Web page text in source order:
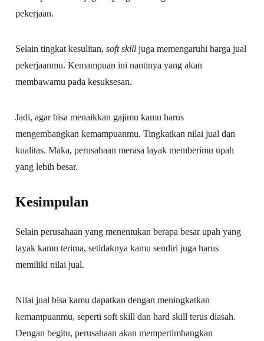
pekerjaan.
Selain tingkat kesulitan,soft skilljuga memengaruhi harga jual
pekerjaanmu. Kemampuan ini nantinya yang akan
membawamu pada kesuksesan.
Jadi, agar bisa menaikkan gajimu kamu harus
mengembangkan kemampuanmu. Tingkatkan nilai jual dan
kualitas. Maka, perusahaan merasa layak memberimu upah
yang lebih besar.
Kesimpulan
Selain perusahaan yang menentukan berapa besar upah yang
layak kamu terima, setidaknya kamu sendiri juga harus
memiliki nilai jual.
Nilai jual bisa kamu dapatkan dengan meningkatkan
kemampuanmu, seperti soft skill dan hard skill terus diasah.
Dengan begitu, perusahaan akan mempertimbangkan